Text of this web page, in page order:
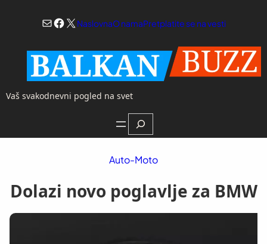
Mail
Facebook
X NaslovnaO namaPretplatite se na vesti
Vaš svakodnevni pogled na svet
Search
Auto-Moto
Dolazi novo poglavlje za BMW